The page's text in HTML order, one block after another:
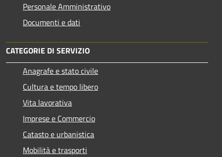
Personale Amministrativo
Documenti e dati
CATEGORIE DI SERVIZIO
Anagrafe e stato civile
Cultura e tempo libero
Vita lavorativa
Imprese e Commercio
Catasto e urbanistica
Mobilità e trasporti